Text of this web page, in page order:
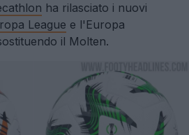
ha rilasciato i nuovi
League e l'Europa
il Molten.